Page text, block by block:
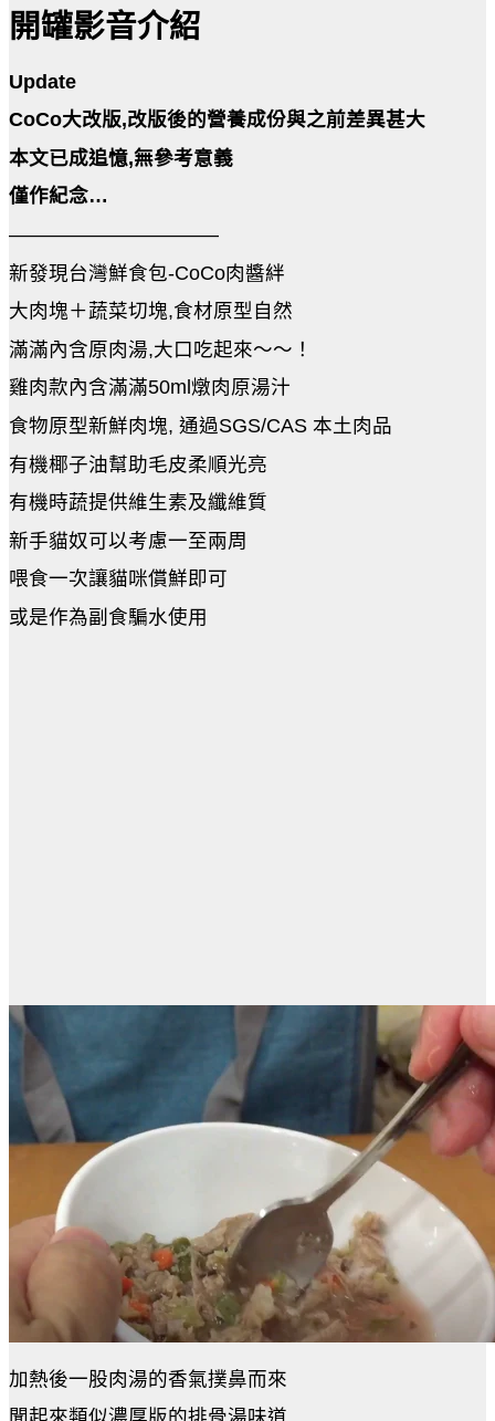
開罐影音介紹
Update
CoCo大改版,改版後的營養成份與之前差異甚大
本文已成追憶,無參考意義
僅作紀念…
——————————–
新發現台灣鮮食包-CoCo肉醬絆
大肉塊＋蔬菜切塊,食材原型自然
滿滿內含原肉湯,大口吃起來～～！
雞肉款內含滿滿50ml燉肉原湯汁
食物原型新鮮肉塊, 通過SGS/CAS 本土肉品
有機椰子油幫助毛皮柔順光亮
有機時蔬提供維生素及纖維質
新手貓奴可以考慮一至兩周
喂食一次讓貓咪償鮮即可
或是作為副食騙水使用
加熱後一股肉湯的香氣撲鼻而來